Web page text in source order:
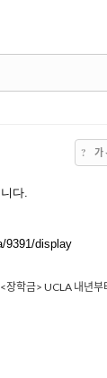
? 가
다.
display
<장학금> UCLA 내년부